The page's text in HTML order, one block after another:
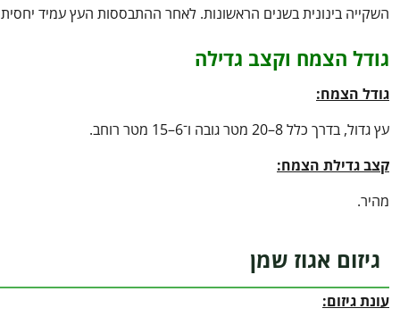
השקייה בינונית בשנים הראשונות. לאחר ההתבססות העץ עמיד יחסית
גודל הצמח וקצב גדילה
גודל הצמח:
עץ גדול, בדרך כלל 8–20 מטר גובה ו־6–15 מטר רוחב.
קצב גדילת הצמח:
מהיר.
גיזום אגוז שמן
עונת גיזום: